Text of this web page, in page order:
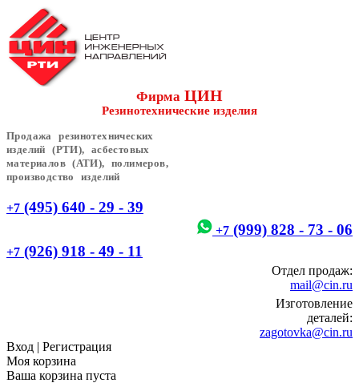
Фирма ЦИН
Резинотехнические изделия
Продажа резинотехнических
изделий (РТИ), асбестовых
материалов (АТИ), полимеров,
производство изделий
+7 (495) 640 - 29 - 39
+7 (999) 828 - 73 - 06
+7 (926) 918 - 49 - 11
Отдел продаж:
mail@cin.ru
Изготовление
деталей:
zagotovka@cin.ru
Вход | Регистрация
Моя корзина
Ваша корзина пуста